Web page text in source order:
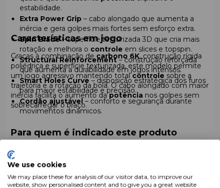
estabilidade.
Extra Power Grip – cabo alongado que aumenta a
inércia e gera golpes mais fortes sem esforço extra.
Spin Blade– superfície texturizada 3D que cria mais
rotação e melhora o controle em slices e topspin.
Structural Reinforcement– construção reforçada
que aumenta a durabilidade em jogos intensos.
Smart Holes Curve – disposição estratégica dos furos
para maior estabilidade e precisão.
Cordão ajustável – conforto e segurança durante
movimentos dinâmicos.
Características em jogo
Graças à combinação de carbono 6K, construção rígida
poliédrica e superfície texturizada, este modelo permite
um jogo agressivo mantendo totalcontrole sobre a
trajetória e a rotação da bola. O cabo alongado com maior
inércia facilita o aumento dapotência nos golpes sem
sobrecarregar o braço.
Para quem é indicado este produto
resposta rápida da raquete
experientes que desejam melhorar o jogo ofensivo.
We use cookies
We may place these for analysis of our visitor data, to improve our
website, show personalised content and to give you a great website